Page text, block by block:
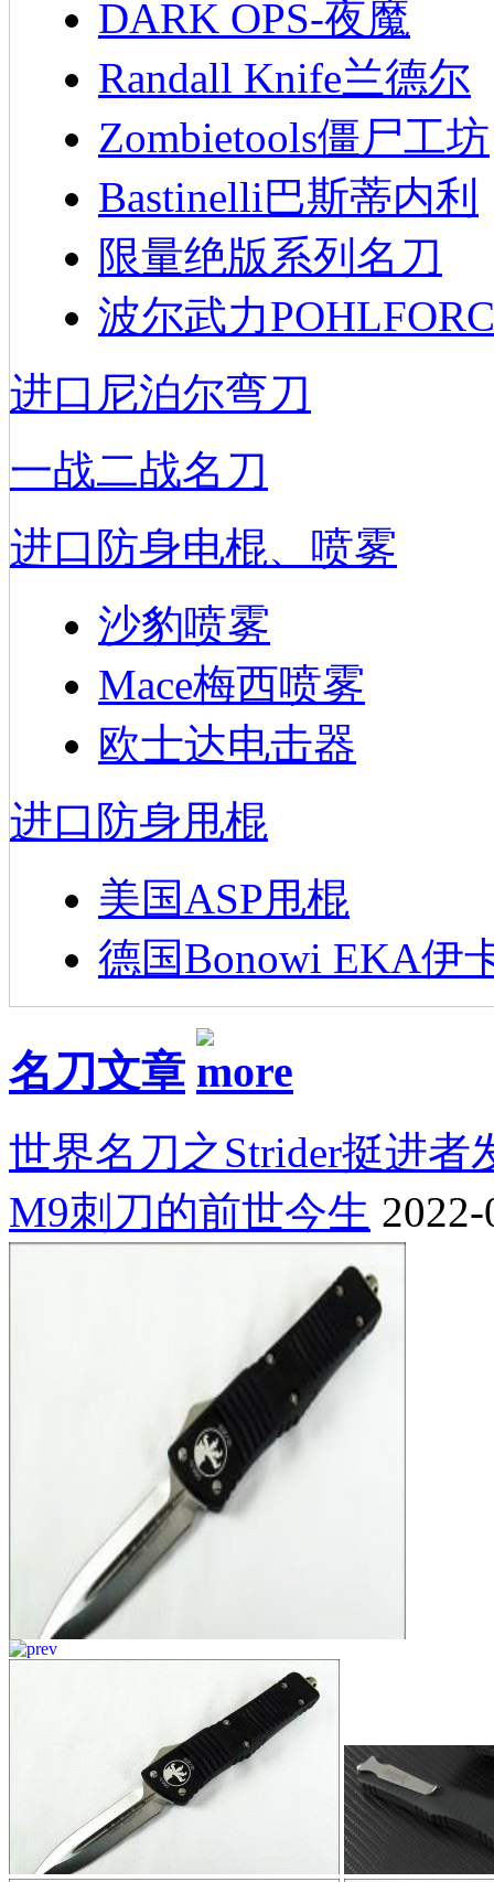
DARK OPS-夜魔
Randall Knife兰德尔
Zombietools僵尸工坊
Bastinelli巴斯蒂内利
限量绝版系列名刀
波尔武力
进口尼泊尔弯刀
一战二战名刀
进口防身电棍、喷雾
沙豹喷雾
Mace梅西喷雾
欧士达电击器
进口防身甩棍
美国ASP甩棍
德国Bonowi EKA伊
名刀文章
世界名刀之Strider挺进者
M9刺刀的前世今生